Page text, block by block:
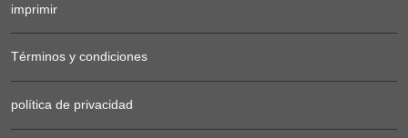
imprimir
Términos y condiciones
política de privacidad